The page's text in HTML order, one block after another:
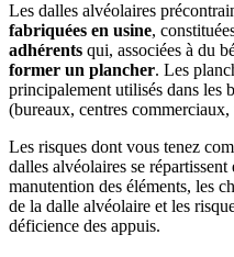
Les dalles alvéolaires
fabriquées en usine,
adhérents qui, associées à du
former un plancher. Les
principalement utilisés dans les
(bureaux, centres
Les risques dont vous tenez
dalles alvéolaires se
manutention des éléments, les
de la dalle alvéolaire et les
déficience des appuis.